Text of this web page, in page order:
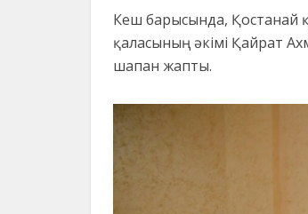
Кеш барысында, Қостанай
қаласының әкімі Қайрат
шапан жапты.